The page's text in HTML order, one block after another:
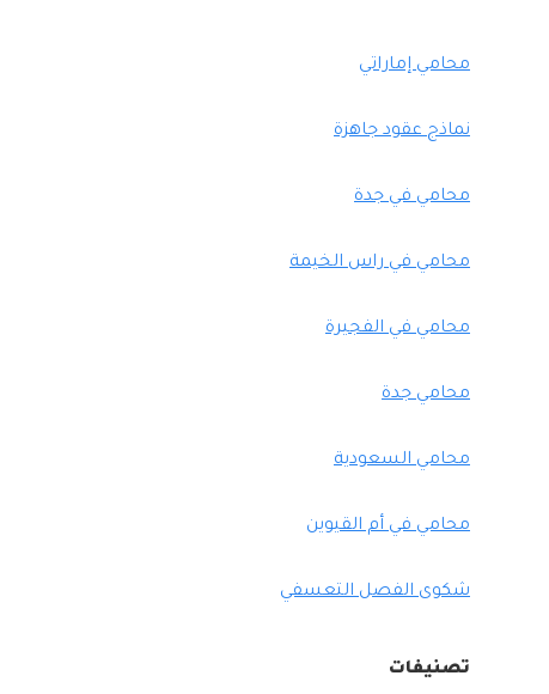
محامي إماراتي
نماذج عقود جاهزة
محامي في جدة
محامي في راس الخيمة
محامي في الفجيرة
محامي جدة
محامي السعودية
محامي في أم القيوين
شكوى الفصل التعسفي
تصنيفات